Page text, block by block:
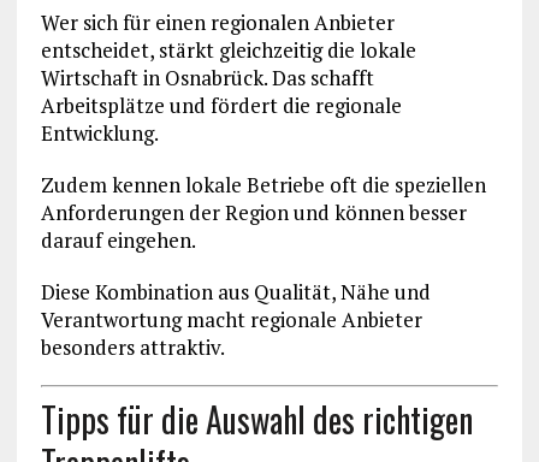
Wer sich für einen regionalen Anbieter
entscheidet, stärkt gleichzeitig die lokale
Wirtschaft in Osnabrück. Das schafft
Arbeitsplätze und fördert die regionale
Entwicklung.
Zudem kennen lokale Betriebe oft die speziellen
Anforderungen der Region und können besser
darauf eingehen.
Diese Kombination aus Qualität, Nähe und
Verantwortung macht regionale Anbieter
besonders attraktiv.
Tipps für die Auswahl des richtigen